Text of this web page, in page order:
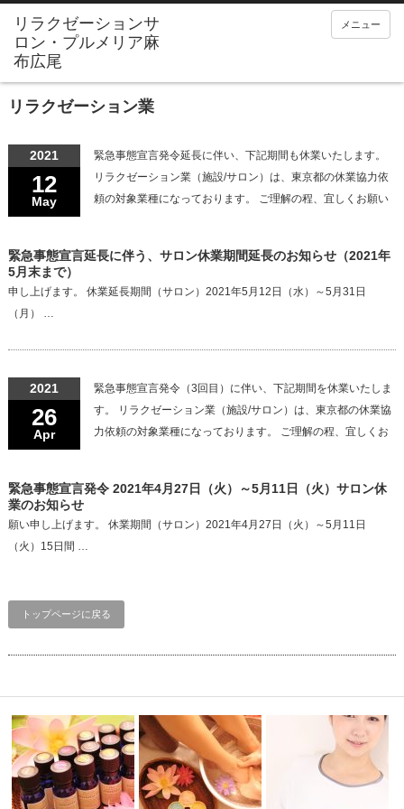
メニュー
リラクゼーション業
2021
12
May
緊急事態宣言延長に伴う、サロン休業期間延長のお知らせ（2021年
5月末まで）
緊急事態宣言発令延長に伴い、下記期間も休業いたします。
リラクゼーション業（施設/サロン）は、東京都の休業協力依
頼の対象業種になっております。 ご理解の程、宜しくお願い
申し上げます。 休業延長期間（サロン）2021年5月12日（水）～5月31日
（月） …
2021
26
Apr
緊急事態宣言発令 2021年4月27日（火）～5月11日（火）サロン休
業のお知らせ
緊急事態宣言発令（3回目）に伴い、下記期間を休業いたしま
す。 リラクゼーション業（施設/サロン）は、東京都の休業協
力依頼の対象業種になっております。 ご理解の程、宜しくお
願い申し上げます。 休業期間（サロン）2021年4月27日（火）～5月11日
（火）15日間 …
トップページに戻る